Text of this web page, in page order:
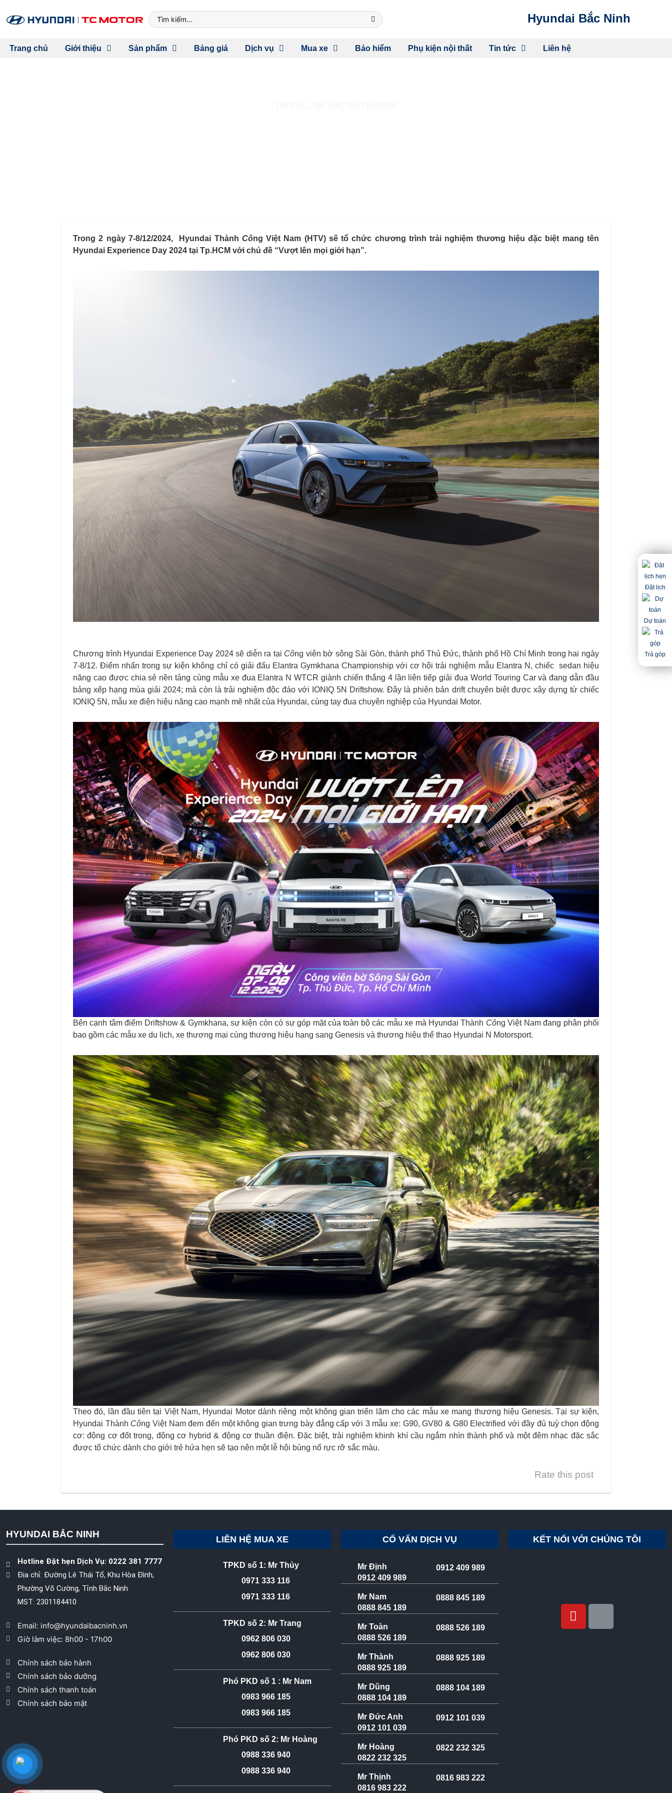
Hyundai Bắc Ninh
Trang chủ Giới thiệu Sản phẩm Bảng giá Dịch vụ Mua xe Bảo hiểm Phụ kiện nội thất Tin tức Liên hệ
Trong 2 ngày 7-8/12/2024, Hyundai Thành Công Việt Nam (HTV) sẽ tổ chức chương trình trải nghiệm thương hiệu đặc biệt mang tên
Hyundai Experience Day 2024 tại Tp.HCM với chủ đề “Vượt lên mọi giới hạn”.
Chương trình Hyundai Experience Day 2024 sẽ diễn ra tại Công viên bờ sông Sài Gòn, thành phố Thủ Đức, thành phố Hồ Chí Minh trong hai ngày
7-8/12. Điểm nhấn trong sự kiện không chỉ có giải đấu Elantra Gymkhana Championship với cơ hội trải nghiệm mẫu Elantra N, chiếc sedan hiệu
năng cao được chia sẻ nền tảng cùng mẫu xe đua Elantra N WTCR giành chiến thắng 4 lần liên tiếp giải đua World Touring Car và đang dẫn đầu
bảng xếp hạng mùa giải 2024; mà còn là trải nghiệm độc đáo với IONIQ 5N Driftshow. Đây là phiên bản drift chuyên biệt được xây dựng từ chiếc
IONIQ 5N, mẫu xe điện hiệu năng cao mạnh mẽ nhất của Hyundai, cùng tay đua chuyên nghiệp của Hyundai Motor.
Bên cạnh tâm điểm Driftshow & Gymkhana, sự kiện còn có sự góp mặt của toàn bộ các mẫu xe mà Hyundai Thành Công Việt Nam đang phân phối
bao gồm các mẫu xe du lịch, xe thương mại cùng thương hiệu hạng sang Genesis và thương hiệu thể thao Hyundai N Motorsport.
Theo đó, lần đầu tiên tại Việt Nam, Hyundai Motor dành riêng một không gian triển lãm cho các mẫu xe mang thương hiệu Genesis. Tại sự kiện,
Hyundai Thành Công Việt Nam đem đến một không gian trưng bày đẳng cấp với 3 mẫu xe: G90, GV80 & G80 Electrified với đầy đủ tuỳ chọn động
cơ: động cơ đốt trong, động cơ hybrid & động cơ thuần điện. Đặc biệt, trải nghiệm khinh khí cầu ngắm nhìn thành phố và một đêm nhạc đặc sắc
được tổ chức dành cho giới trẻ hứa hẹn sẽ tạo nên một lễ hội bùng nổ rực rỡ sắc màu.
Rate this post
HYUNDAI BẮC NINH
Hotline Đặt hẹn Dịch Vụ: 0222 381 7777
Địa chỉ: Đường Lê Thái Tổ, Khu Hòa Đình,
Phường Võ Cường, Tỉnh Bắc Ninh
MST: 2301184410
Email: info@hyundaibacninh.vn
Giờ làm việc: 8h00 - 17h00
Chính sách bảo hành
Chính sách bảo dưỡng
Chính sách thanh toán
Chính sách bảo mật
LIÊN HỆ MUA XE
TPKD số 1: Mr Thủy
0971 333 116
0971 333 116
TPKD số 2: Mr Trang
0962 806 030
0962 806 030
Phó PKD số 1 : Mr Nam
0983 966 185
0983 966 185
Phó PKD số 2: Mr Hoàng
0988 336 940
0988 336 940
CỐ VẤN DỊCH VỤ
Mr Định
0912 409 989
0912 409 989
Mr Nam
0888 845 189
0888 845 189
Mr Toàn
0888 526 189
0888 526 189
Mr Thành
0888 925 189
0888 925 189
Mr Dũng
0888 104 189
0888 104 189
Mr Đức Anh
0912 101 039
0912 101 039
Mr Hoàng
0822 232 325
0822 232 325
Mr Thịnh
0816 983 222
0816 983 222
KẾT NỐI VỚI CHÚNG TÔI
Đặt lịch
Dự toán
Trả góp